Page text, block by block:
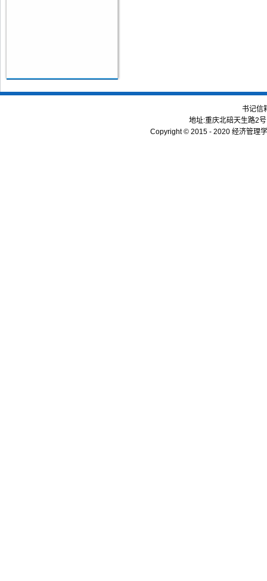
书记信
地址:重庆北碚天生路2
Copyright © 2015 - 2020 经济管理